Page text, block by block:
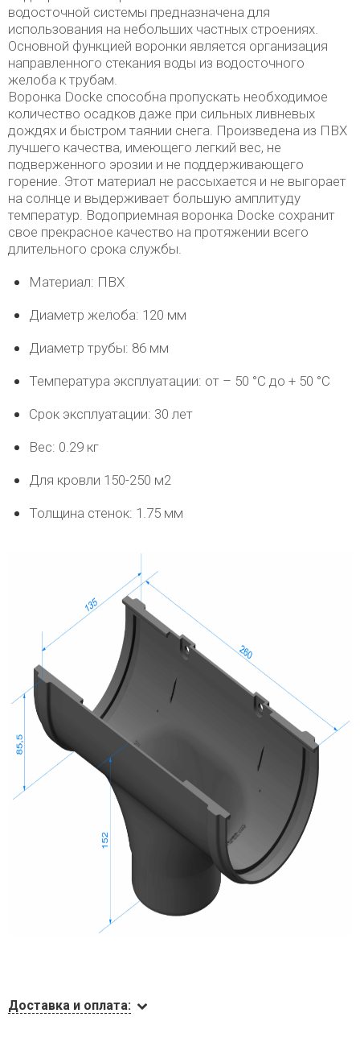
водосточной системы предназначена для
использования на небольших частных строениях.
Основной функцией воронки является организация
направленного стекания воды из водосточного
желоба к трубам.
Воронка Docke способна пропускать необходимое
количество осадков даже при сильных ливневых
дождях и быстром таянии снега. Произведена из ПВХ
лучшего качества, имеющего легкий вес, не
подверженного эрозии и не поддерживающего
горение. Этот материал не рассыхается и не выгорает
на солнце и выдерживает большую амплитуду
температур. Водоприемная воронка Docke сохранит
свое прекрасное качество на протяжении всего
длительного срока службы.
Материал: ПВХ
Диаметр желоба: 120 мм
Диаметр трубы: 86 мм
Температура эксплуатации: от – 50 °C до + 50 °C
Срок эксплуатации: 30 лет
Вес: 0.29 кг
Для кровли 150-250 м2
Толщина стенок: 1.75 мм
Доставка и оплата: